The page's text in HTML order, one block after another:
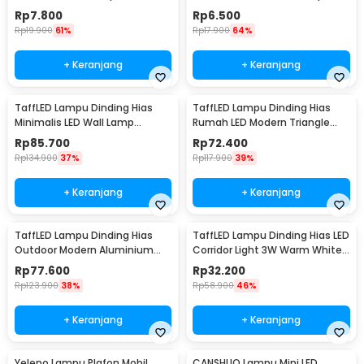
White 6.5cm - LL003
Rp7.800
Rp19.900 61%
+ Keranjang
Cool White 12V - XYD
Rp6.500
Rp17.900 64%
+ Keranjang
TaffLED Lampu Dinding Hias
Minimalis LED Wall Lamp
Aluminium 12W Warm White -
B1001
Rp85.700
Rp134.900 37%
+ Keranjang
TaffLED Lampu Dinding Hias
Rumah LED Modern Triangle
Aluminium 3W - ABD-3W-SJX
Rp72.400
Rp117.900 39%
+ Keranjang
TaffLED Lampu Dinding Hias
Outdoor Modern Aluminium
6W Warm White - MSL021
Rp77.600
Rp123.900 38%
+ Keranjang
TaffLED Lampu Dinding Hias LED
Corridor Light 3W Warm White
3000K - F0011
Rp32.200
Rp58.900 46%
+ Keranjang